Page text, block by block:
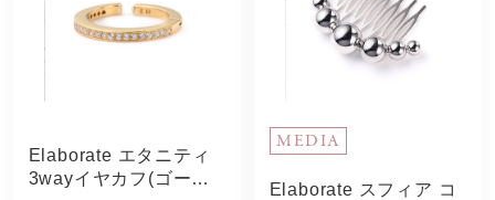
Elaborate エタニティ
3wayイヤカフ(ゴール
MEDIA
Elaborate スフィア コ